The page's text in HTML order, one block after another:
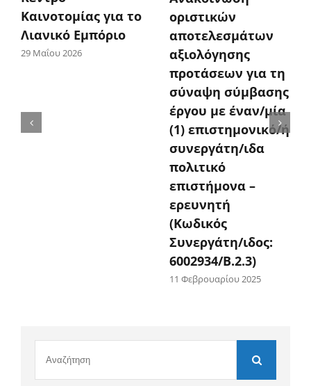
Καινοτομίας για το
Λιανικό Εμπόριο
29 Μαΐου 2026
οριστικών
αποτελεσμάτων
αξιολόγησης
προτάσεων για τη
σύναψη σύμβασης
έργου με έναν/μία
(1) επιστημονικό/ή
συνεργάτη/ιδα
πολιτικό
επιστήμονα –
ερευνητή
(Κωδικός
Συνεργάτη/ιδος:
6002934/Β.2.3)
11 Φεβρουαρίου 2025